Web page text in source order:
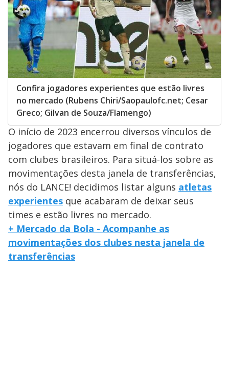
Confira jogadores experientes que estão livres
no mercado (Rubens Chiri/Saopaulofc.net; Cesar
Greco; Gilvan de Souza/Flamengo)
O início de 2023 encerrou diversos vínculos de
jogadores que estavam em final de contrato
com clubes brasileiros. Para situá-los sobre as
movimentações desta janela de transferências,
nós do LANCE! decidimos listar alguns atletas
experientes que acabaram de deixar seus
times e estão livres no mercado.
+ Mercado da Bola - Acompanhe as
movimentações dos clubes nesta janela de
transferências